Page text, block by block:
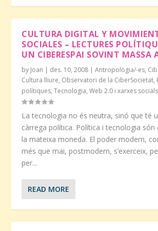
CULTURA DIGITAL Y
SOCIALES – LECTURES
UN CIBERESPAI SOVINT MASSA
by Joan | des. 10, 2008 |Antropologia/-es,
Cultura lliure, Observatori de la CiberSocietat,
polítiques,Tecnologia,Web 2.0 i xarxes socials
La tecnologia no és neutra, sinó que té
càrrega política. Política i tecnologia són
la mateixa moneda. El poder modern,
més que mai, postmodern, s’exerceix,
per...
READ MORE